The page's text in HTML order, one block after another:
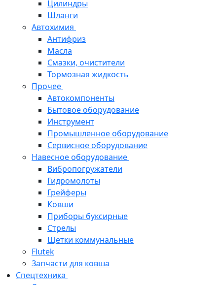
Цилиндры
Шланги
Автохимия
Антифриз
Масла
Смазки, очистители
Тормозная жидкость
Прочее
Автокомпоненты
Бытовое оборудование
Инструмент
Промышленное оборудование
Сервисное оборудование
Навесное оборудование
Вибропогружатели
Гидромолоты
Грейферы
Ковши
Приборы буксирные
Стрелы
Щетки коммунальные
Flutek
Запчасти для ковша
Спецтехника